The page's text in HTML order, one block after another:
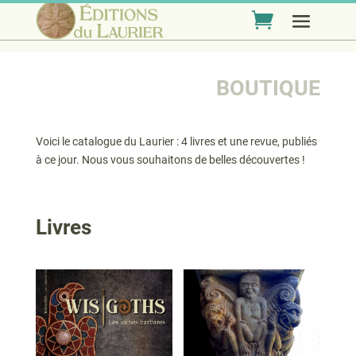
BOUTIQUE
Voici le catalogue du Laurier : 4 livres et une revue, publiés
à ce jour. Nous vous souhaitons de belles découvertes !
Livres